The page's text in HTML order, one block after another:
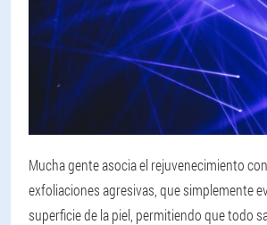
Mucha gente asocia el rejuvenecimiento
exfoliaciones agresivas, que simplemente
superficie de la piel, permitiendo que todo